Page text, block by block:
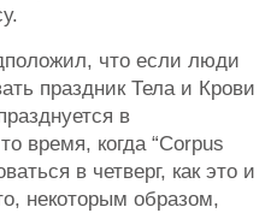
что если люди
праздник Тела и Крови
в
время, когда “Corpus
в четверг, как это и
некоторым образом,